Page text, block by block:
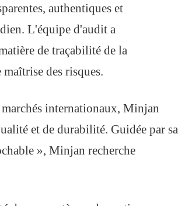
authentiques et
L'équipe d'audit a
de traçabilité de la
des risques.
internationaux, Minjan
et de durabilité. Guidée par sa
», Minjan recherche